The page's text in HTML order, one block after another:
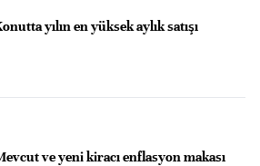
yılın en yüksek aylık satışı
ve yeni kiracı enflasyon makası